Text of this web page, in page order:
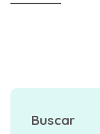
Buscar